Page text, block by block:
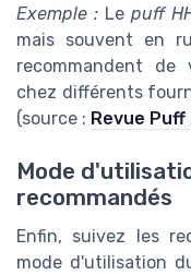
Exemple :Le puff
mais souvent en
recommandent de
chez différents
(source : Revue Puff
Mode
recommandés
Enfin, suivez les
mode d'utilisation